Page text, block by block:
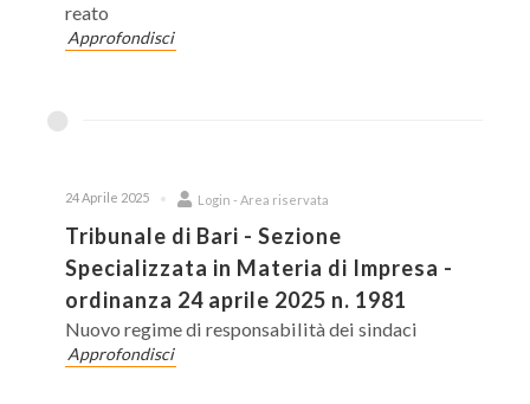
reato
Approfondisci
24 Aprile 2025 Login - Area riservata
Tribunale di Bari - Sezione
Specializzata in Materia di Impresa -
ordinanza 24 aprile 2025 n. 1981
Nuovo regime di responsabilità dei sindaci
Approfondisci